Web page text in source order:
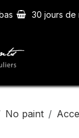
30 jours de
No paint